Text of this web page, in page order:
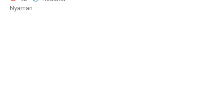
Nyaman